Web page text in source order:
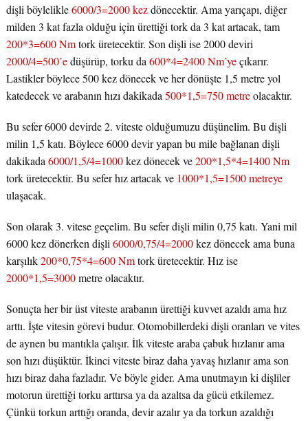
dişli böylelikle6000/3=2000 kezdönecektir. Ama yarıçapı, diğer
milden 3 kat fazla olduğu için ürettiği tork da 3 kat artacak, tam
200*3=600 Nmtork üretecektir. Son dişli ise 2000 deviri
2000/4=500’edüşürüp, torku da 600*4=2400 Nm’yeçıkarır.
Lastikler böylece 500 kez dönecek ve her dönüşte 1,5 metre yol
katedecek ve arabanın hızı dakikada 500*1,5=750 metreolacaktır.
Bu sefer 6000 devirde 2. viteste olduğumuzu düşünelim. Bu dişli
milin 1,5 katı. Böylece 6000 devir yapan bu mile bağlanan dişli
dakikada 6000/1,5/4=1000kez dönecek ve200*1,5*4=1400 Nm
tork üretecektir. Bu sefer hız artacak ve 1000*1,5=1500 metreye
ulaşacak.
Son olarak 3. vitese geçelim. Bu sefer dişli milin 0,75 katı. Yani mil
6000 kez dönerken dişli 6000/0,75/4=2000kez dönecek ama buna
karşılık200*0,75*4=600 Nmtork üretecektir. Hız ise
2000*1,5=3000metre olacaktır.
Sonuçta her bir üst viteste arabanın ürettiği kuvvet azaldı ama hız
arttı. İşte vitesin görevi budur. Otomobillerdeki dişli oranları ve vites
de aynen bu mantıkla çalışır. İlk viteste araba çabuk hızlanır ama
son hızı düşüktür. İkinci viteste biraz daha yavaş hızlanır ama son
hızı biraz daha fazladır. Ve böyle gider. Ama unutmayın ki dişliler
motorun ürettiği torku arttırsa ya da azaltsa da gücü etkilemez.
Çünkü torkun arttığı oranda, devir azalır ya da torkun azaldığı